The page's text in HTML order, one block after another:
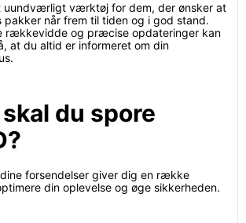
uundværligt værktøj for dem, der ønsker at
pakker når frem til tiden og i god stand.
rækkevidde og præcise opdateringer kan
at du altid er informeret om din
du spore
forsendelser giver dig en række
din oplevelse og øge sikkerheden.